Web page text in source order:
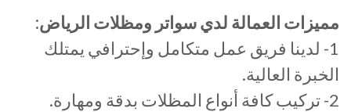
مميزات العمالة لدي سواتر ومظلات الرياض:
1- لدينا فريق عمل متكامل وإحترافي يمتلك
الخبرة العالية.
2- تركيب كافة أنواع المظلات بدقة ومهارة.